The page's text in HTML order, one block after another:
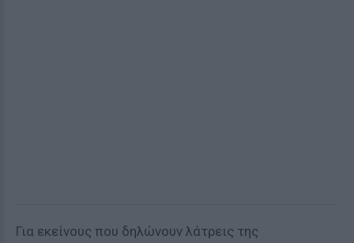
Για εκείνους που δηλώνουν λάτρεις της